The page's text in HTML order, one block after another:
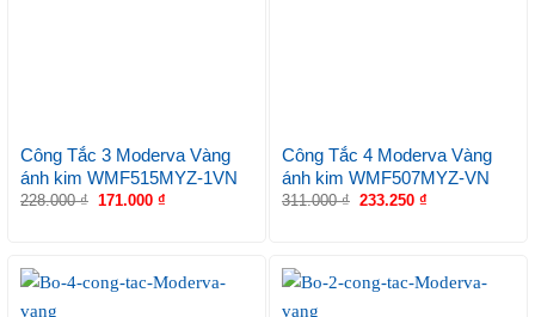
Công Tắc 3 Moderva Vàng
ánh kim WMF515MYZ-1VN
228.000₫ 171.000 ₫
Công Tắc 4 Moderva Vàng
ánh kim WMF507MYZ-VN
311.000₫ 233.250 ₫